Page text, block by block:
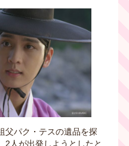
父パク・テスの遺品を探
2人が出発しようとしたと